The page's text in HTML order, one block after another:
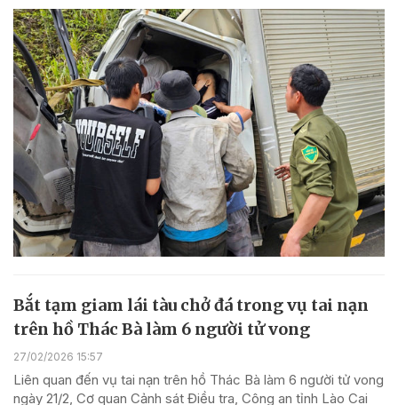
Bắt tạm giam lái tàu chở đá trong vụ tai nạn
trên hồ Thác Bà làm 6 người tử vong
27/02/2026 15:57
Liên quan đến vụ tai nạn trên hồ Thác Bà làm 6 người tử vong
ngày 21/2, Cơ quan Cảnh sát Điều tra, Công an tỉnh Lào Cai